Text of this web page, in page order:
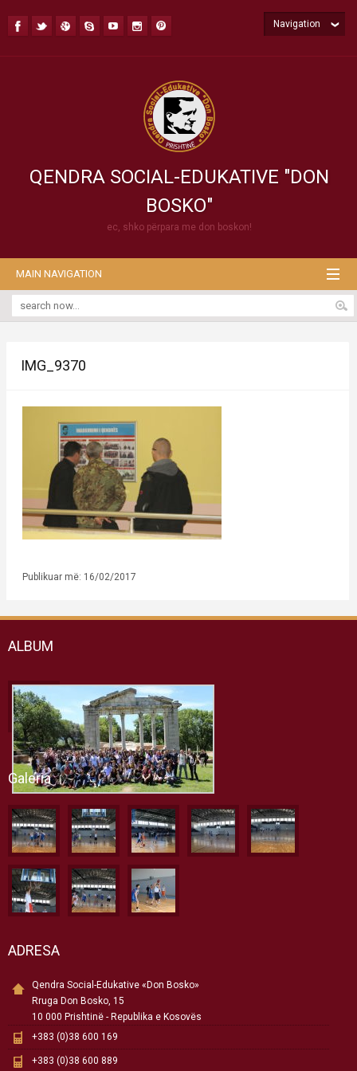
QENDRA SOCIAL-EDUKATIVE "DON
BOSKO"
ec, shko përpara me don boskon!
Navigation
MAIN NAVIGATION
IMG_9370
Publikuar më: 16/02/2017
ALBUM
Galeria
ADRESA
Qendra Social-Edukative «Don Bosko»
Rruga Don Bosko, 15
10 000 Prishtinë - Republika e Kosovës
+383 (0)38 600 169
+383 (0)38 600 889